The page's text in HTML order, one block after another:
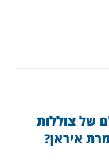
של צוללות
איראן?